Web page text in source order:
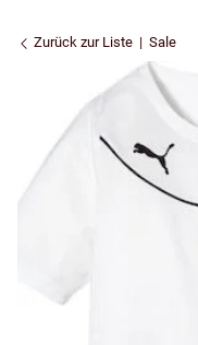
Zurück zur Liste Sale